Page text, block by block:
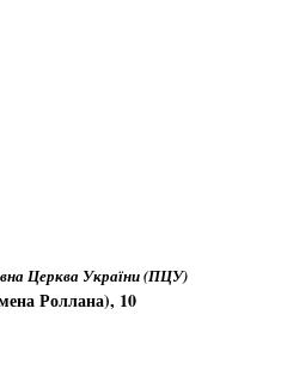
Церква України (ПЦУ)
Роллана), 10